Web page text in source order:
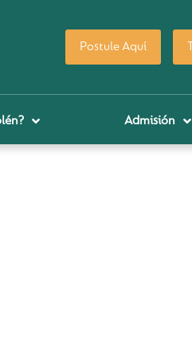
Postule Aquí
Admisión